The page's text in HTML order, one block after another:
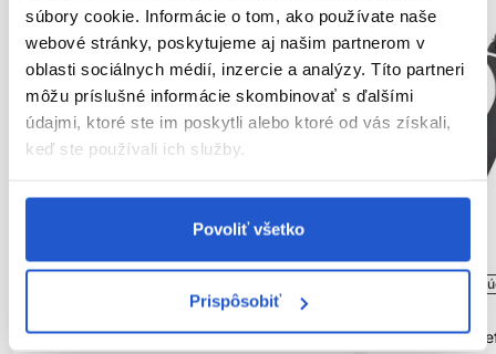
súbory cookie. Informácie o tom, ako používate naše
webové stránky, poskytujeme aj našim partnerom v
oblasti sociálnych médií, inzercie a analýzy. Títo partneri
môžu príslušné informácie skombinovať s ďalšími
údajmi, ktoré ste im poskytli alebo ktoré od vás získali,
keď ste používali ich služby.
Povoliť všetko
Prispôsobiť
Sibel Proflex kefa na vlasy S, Rose Gold
Oficiálna
Sibel Proflex